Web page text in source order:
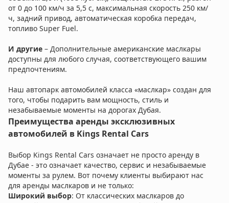
от 0 до 100 км/ч за 5,5 с, максимальная скорость 250 км/
ч, задний привод, автоматическая коробка передач,
топливо Super Fuel.
И другие – Дополнительные американские маслкары
доступны для любого случая, соответствующего вашим
предпочтениям.
Наш автопарк автомобилей класса «маслкар» создан для
того, чтобы подарить вам мощность, стиль и
незабываемые моменты на дорогах Дубая.
Преимущества аренды эксклюзивных
автомобилей в Kings Rental Cars
Выбор Kings Rental Cars означает не просто аренду в
Дубае - это означает качество, сервис и незабываемые
моменты за рулем. Вот почему клиенты выбирают нас
для аренды маслкаров и не только:
Широкий выбор: От классических маслкаров до